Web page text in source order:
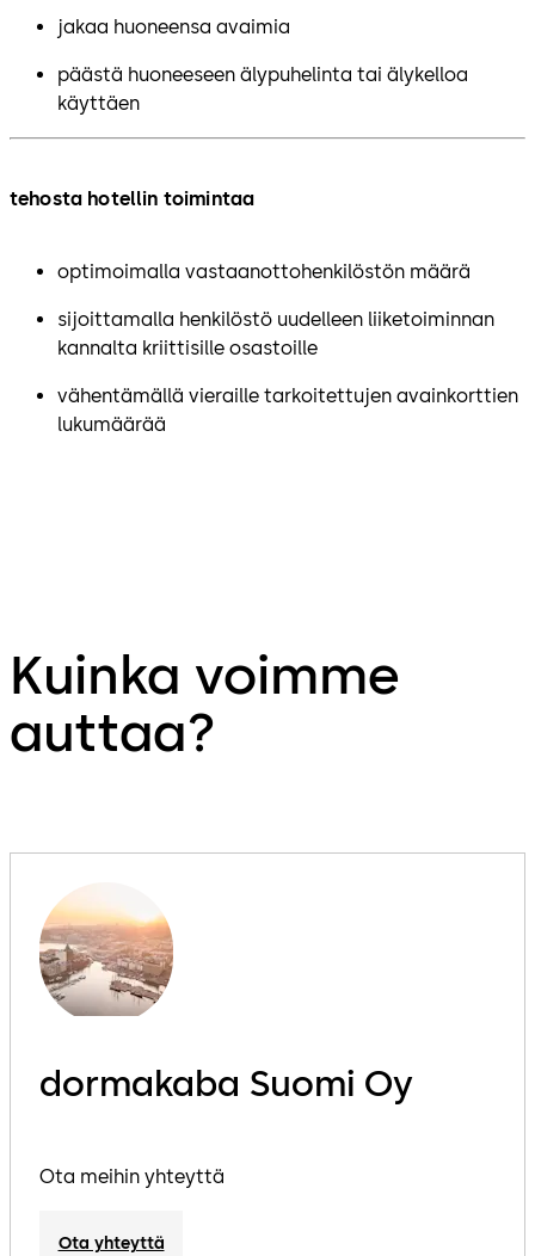
jakaa huoneensa avaimia
päästä huoneeseen älypuhelinta tai älykelloa
käyttäen
tehosta hotellin toimintaa
optimoimalla vastaanottohenkilöstön määrä
sijoittamalla henkilöstö uudelleen liiketoiminnan
kannalta kriittisille osastoille
vähentämällä vieraille tarkoitettujen avainkorttien
lukumäärää
Kuinka voimme
auttaa?
dormakaba Suomi Oy
Ota meihin yhteyttä
Ota yhteyttä